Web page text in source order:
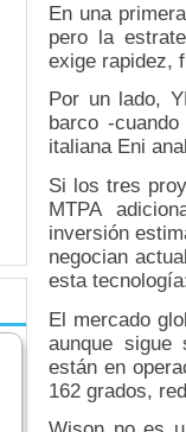
En una
pero la
exige rapidez,
Por un lado,
barco -
italiana Eni
Si los tres
MTPA
inversión
negocian
esta
El mercado
aunque sigue
están en
162 grados,